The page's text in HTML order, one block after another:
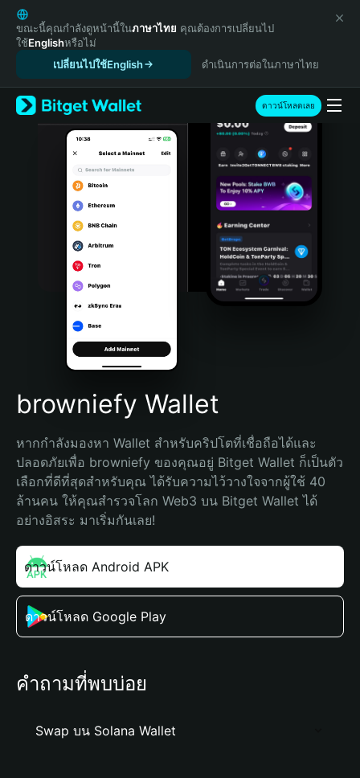
English
日本語
Tiếng Việt
Español (Latinoamérica)
Türkçe
Italiano
Português (Portugal)
Bahasa Indonesia
Português (Brasil)
Español (Argentina)
ขณะนี้คุณกำลังดูหน้านี้ในภาษาไทย คุณต้องการเปลี่ยนไป
ใช้Englishหรือไม่
เปลี่ยนไปใช้English
ดำเนินการต่อในภาษาไทย
ดาวน์โหลดเลย
browniefy Wallet
หากกำลังมองหา Wallet สำหรับคริปโตที่เชื่อถือได้และ
ปลอดภัยเพื่อ browniefy ของคุณอยู่ Bitget Wallet ก็เป็นตัว
เลือกที่ดีที่สุดสำหรับคุณ ได้รับความไว้วางใจจากผู้ใช้ 40
ล้านคน ให้คุณสำรวจโลก Web3 บน Bitget Wallet ได้
อย่างอิสระ มาเริ่มกันเลย!
ดาวน์โหลด Android APK
ดาวน์โหลด Google Play
คำถามที่พบบ่อย
Swap บน Solana Wallet